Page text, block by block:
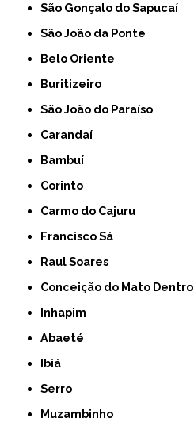
São Gonçalo do Sapucaí
São João da Ponte
Belo Oriente
Buritizeiro
São João do Paraíso
Carandaí
Bambuí
Corinto
Carmo do Cajuru
Francisco Sá
Raul Soares
Conceição do Mato Dentro
Inhapim
Abaeté
Ibiá
Serro
Muzambinho